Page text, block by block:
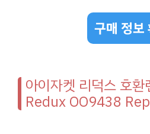
구매 정보
아이자켓 리덕스 호
Redux OO9438